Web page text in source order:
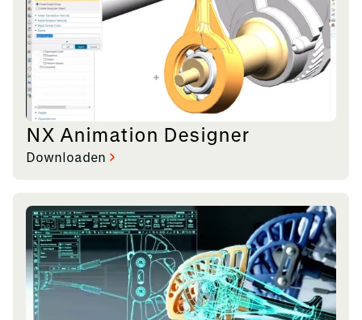
NX Animation Designer
Downloaden